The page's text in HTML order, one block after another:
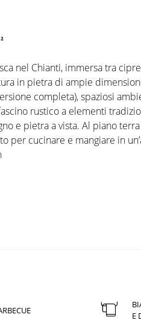
nel Chianti, immersa tra
in pietra di ampie
completa), spaziosi
rustico a elementi
e pietra a vista. Al piano
per cucinare e mangiare in
E